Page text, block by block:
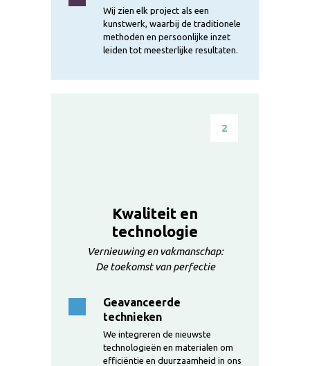
Wij zien elk project als een
kunstwerk, waarbij de traditionele
methoden en persoonlijke inzet
leiden tot meesterlijke resultaten.
2
Kwaliteit en
technologie
Vernieuwing en vakmanschap:
De toekomst van perfectie
Geavanceerde
technieken
We integreren de nieuwste
technologieën en materialen om
efficiëntie en duurzaamheid in ons